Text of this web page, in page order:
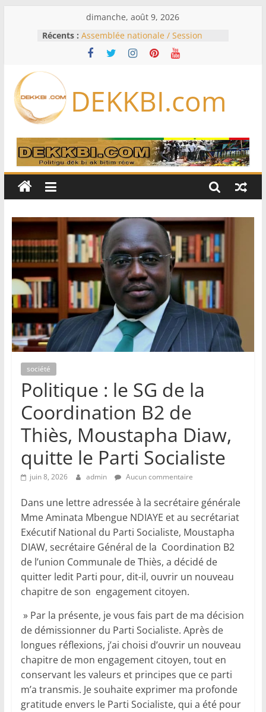
dimanche, août 9, 2026
Récents : Assemblée nationale / Session
extraordinaire: Six commissions
d’enquête à l’ordre du jour ce lundi
Bénin: Patrice Talon élu président
du Sénat, moins de trois mois
Pakistan et la Turquie signent un
accord de défense
RD Congo: Kinshasa interdit les
exportations de cuivre et de cobalt
production
DEKKBI.com
société
Politique : le SG de la
Coordination B2 de
Thiès, Moustapha Diaw,
quitte le Parti Socialiste
juin 8, 2026 admin Aucun commentaire
Dans une lettre adressée à la secrétaire générale
Mme Aminata Mbengue NDIAYE et au secrétariat
Exécutif National du Parti Socialiste, Moustapha
DIAW, secrétaire Général de la Coordination B2
de l’union Communale de Thiès, a décidé de
quitter ledit Parti pour, dit-il, ouvrir un nouveau
chapitre de son engagement citoyen.
» Par la présente, je vous fais part de ma décision
de démissionner du Parti Socialiste. Après de
longues réflexions, j’ai choisi d’ouvrir un nouveau
chapitre de mon engagement citoyen, tout en
conservant les valeurs et principes que ce parti
m’a transmis. Je souhaite exprimer ma profonde
gratitude envers le Parti Socialiste, qui a été pour